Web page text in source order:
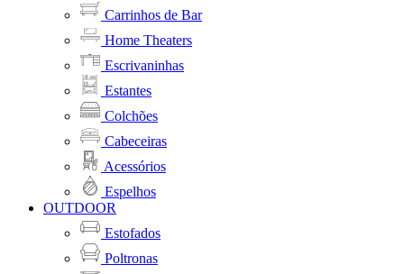
Carrinhos de Bar
Home Theaters
Escrivaninhas
Estantes
Colchões
Cabeceiras
Acessórios
Espelhos
OUTDOOR
Estofados
Poltronas